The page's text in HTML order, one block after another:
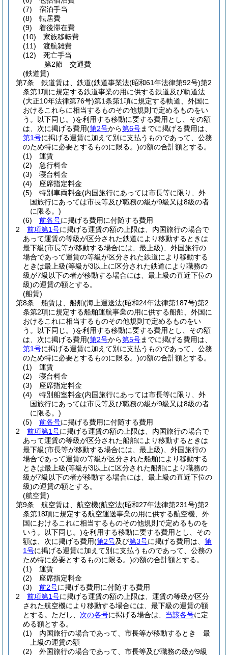
(7)
宿泊手当
(8)
転居費
(9)
着後滞在費
(10)
家族移転費
(11)
渡航雑費
(12)
死亡手当
第2節
交通費
(鉄道賃)
第7条
鉄道賃は、鉄道(鉄道事業法(昭和61年法律第92号)第2
条第1項に規定する鉄道事業の用に供する鉄道及び軌道法
(大正10年法律第76号)第1条第1項に規定する軌道、外国に
おけるこれらに相当するものその他規則で定めるものをい
う。以下同じ。)を利用する移動に要する費用とし、その額
は、次に掲げる費用(第2号から第6号までに掲げる費用は、
第1号に掲げる運賃に加えて別に支払うものであって、公務
のため特に必要とするものに限る。)の額の合計額とする。
(1)
運賃
(2)
急行料金
(3)
寝台料金
(4)
座席指定料金
(5)
特別車両料金(内国旅行にあっては市長等に限り、外
国旅行にあっては市長等及び職務の級が9級又は8級の者
に限る。)
(6)
前各号に掲げる費用に付随する費用
2
前項第1号に掲げる運賃の額の上限は、内国旅行の場合で
あって運賃の等級が区分された鉄道により移動するときは
最下級(市長等が移動する場合には、最上級) 、外国旅行の
場合であって運賃の等級が区分された鉄道により移動する
ときは最上級(等級が3以上に区分された鉄道により職務の
級が7級以下の者が移動する場合には、最上級の直近下位の
級)の運賃の額とする。
(船賃)
第8条
船賃は、船舶(海上運送法(昭和24年法律第187号)第2
条第2項に規定する船舶運航事業の用に供する船舶、外国に
おけるこれに相当するものその他規則で定めるものをい
う。以下同じ。)を利用する移動に要する費用とし、その額
は、次に掲げる費用(第2号から第5号までに掲げる費用は、
第1号に掲げる運賃に加えて別に支払うものであって、公務
のため特に必要とするものに限る。)の額の合計額とする。
(1)
運賃
(2)
寝台料金
(3)
座席指定料金
(4)
特別船室料金(内国旅行にあっては市長等に限り、外
国旅行にあっては市長等及び職務の級が9級又は8級の者
に限る。)
(5)
前各号に掲げる費用に付随する費用
2
前項第1号に掲げる運賃の額の上限は、内国旅行の場合で
あって運賃の等級が区分された船舶により移動するときは
最下級(市長等が移動する場合には、最上級) 、外国旅行の
場合であって運賃の等級が区分された船舶により移動する
ときは最上級(等級が3以上に区分された船舶により職務の
級が7級以下の者が移動する場合には、最上級の直近下位の
級)の運賃の額とする。
(航空賃)
第9条
航空賃は、航空機(航空法(昭和27年法律第231号)第2
条第18項に規定する航空運送事業の用に供する航空機、外
国におけるこれに相当するものその他規則で定めるものを
いう。以下同じ。)を利用する移動に要する費用とし、その
額は、次に掲げる費用(第2号及び第3号に掲げる費用は、 第
1号に掲げる運賃に加えて別に支払うものであって、公務の
ため特に必要とするものに限る。)の額の合計額とする。
(1)
運賃
(2)
座席指定料金
(3)
前2号に掲げる費用に付随する費用
2
前項第1号に掲げる運賃の額の上限は、運賃の等級が区分
された航空機により移動する場合には、最下級の運賃の額
とする。 ただし、 次の各号に掲げる場合は、 当該各号に定
める額とする。
(1)
内国旅行の場合であって、市長等が移動するとき 最
上級の運賃の額
(2)
外国旅行の場合であって、市長等及び職務の級が9級